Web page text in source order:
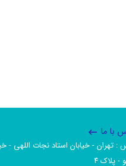
با ما
:‌ تهران - خیابان استاد نجات اللهی -
- پلاک ۴